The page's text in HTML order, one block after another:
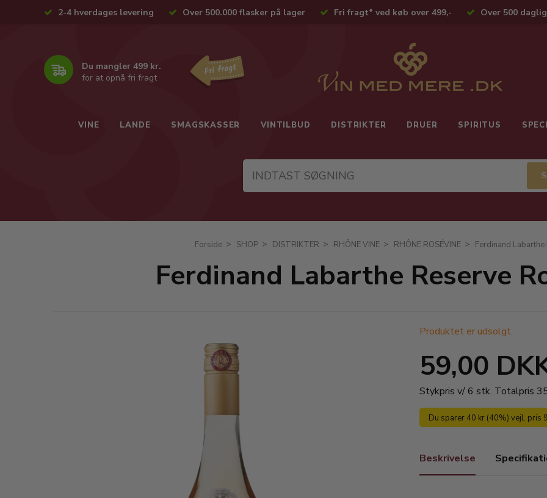
2-4 hverdages levering Over 500.000 flasker på lager Fri fragt* ved køb over 499,- Over 500
Du mangler 499 kr.
for at opnå fri fragt
VINE LANDE SMAGSKASSER VINTILBUD DISTRIKTER DRUER SPIRITUS
Forside SHOP DISTRIKTER RHÔNE VINE RHÔNE ROSÉVINE Ferdinand
Ferdinand Labarthe Reserve
Produktet er udsolgt.
59,00
Stykpris v/ 6 stk. Totalpris
Du sparer 40 kr (40%) vejl. pris
Beskrivelse